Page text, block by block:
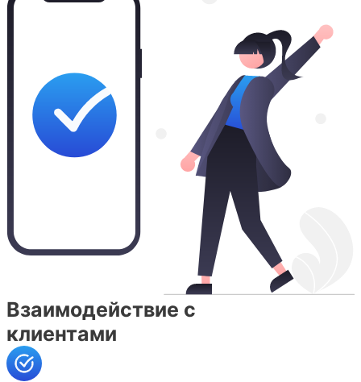
Взаимодействие с
клиентами